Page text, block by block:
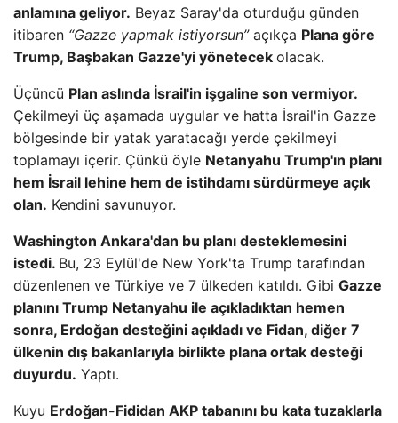
anlamına geliyor. Beyaz Saray'da oturduğu günden
itibaren “Gazze yapmak istiyorsun”açıkça Plana göre
Trump, Başbakan Gazze'yi yönetecek olacak.
Üçüncü Plan aslında İsrail'in işgaline son vermiyor.
Çekilmeyi üç aşamada uygular ve hatta İsrail'in Gazze
bölgesinde bir yatak yaratacağı yerde çekilmeyi
toplamayı içerir. Çünkü öyle Netanyahu Trump'ın planı
hem İsrail lehine hem de istihdamı sürdürmeye açık
olan. Kendini savunuyor.
Washington Ankara'dan bu planı desteklemesini
istedi. Bu, 23 Eylül'de New York'ta Trump tarafından
düzenlenen ve Türkiye ve 7 ülkeden katıldı. Gibi Gazze
planını Trump Netanyahu ile açıkladıktan hemen
sonra, Erdoğan desteğini açıkladı ve Fidan, diğer 7
ülkenin dış bakanlarıyla birlikte plana ortak desteği
duyurdu. Yaptı.
Kuyu Erdoğan-Fididan AKP tabanını bu kata tuzaklarla